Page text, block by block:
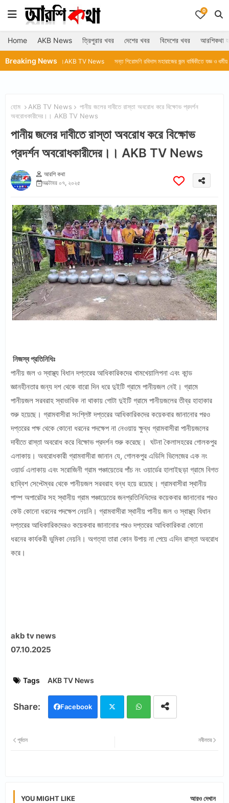
0
Home AKB News ত্রিপুরার খবর দেশের খবর বিদেশের খবর আরশিকথা
Breaking News
TV News সন্ত শিরোমণি রবিদাস মহারাজের জন্ম বার্ষিকীতে যজ্ঞ ও ধর্মীয় অনুষ্ঠান।। AKB
হোম AKB TV News
পানীয় জলের দাবীতে রাস্তা অবরোধ করে বিক্ষোভ প্রদর্শন
অবরোধকারীদের।। AKB TV News
পানীয় জলের দাবীতে রাস্তা অবরোধ করে বিক্ষোভ
প্রদর্শন অবরোধকারীদের।। AKB TV News
আরশি কথা
অক্টোবর ০৭, ২০২৫
নিজস্ব প্রতিনিধিঃ
পানীয় জল ও স্বাস্থ্য বিধান দপ্তরের আধিকারিকদের খামখেয়ালিপনা এবং কান্ড
জ্ঞানহীনতার জন্য দশ থেকে বারো দিন ধরে দুইটি গ্রামে পানীয়জল নেই। গ্রামে
পানীয়জল সরবরাহ স্বাভাবিক না থাকায় গোটা দুইটি গ্রামে পানীয়জলের তীব্র হাহাকার
শুরু হয়েছে। গ্রামবাসীরা সংশ্লিষ্ট দপ্তরের আধিকারিকদের কয়েকবার জানানোর পরও
দপ্তরের পক্ষ থেকে কোনো ধরনের পদক্ষেপ না নেওয়ায় ক্ষুব্ধ গ্রামবাসীরা পানীয়জলের
দাবীতে রাস্তা অবরোধ করে বিক্ষোভ প্রদর্শন শুরু করেছে। ঘটনা কৈলাসহরের গোলকপুর
এলাকায়। অবরোধকারী গ্রামবাসীরা জানান যে, গোলকপুর এডিসি ভিলেজের এক নং
ওয়ার্ড এলাকায় এবং সরোজিনী গ্রাম পঞ্চায়েতের পাঁচ নং ওয়ার্ডের হালাইছড়া গ্রামে বিগত
ছাব্বিশ সেপ্টেম্বর থেকে পানীয়জল সরবরাহ বন্ধ হয়ে রয়েছে। গ্রামবাসীরা স্থানীয়
পাম্প অপারেটর সহ স্থানীয় গ্রাম পঞ্চায়েতের জনপ্রতিনিধিদের কয়েকবার জানানোর পরও
কেউ কোনো ধরনের পদক্ষেপ নেয়নি। গ্রামবাসীরা স্থানীয় পানীয় জল ও স্বাস্থ্য বিধান
দপ্তরের আধিকারিকদেরও কয়েকবার জানানোর পরও দপ্তরের আধিকারিকরা কোনো
ধরনের কার্যকরী ভুমিকা নেয়নি। অগত্যা তারা কোন উপায় না পেয়ে এদিন রাস্তা অবরোধ
করে।
akb tv news
07.10.2025
Tags AKB TV News
Facebook
নবীনতর
পূর্বতন
YOU MIGHT LIKE আরও দেখান